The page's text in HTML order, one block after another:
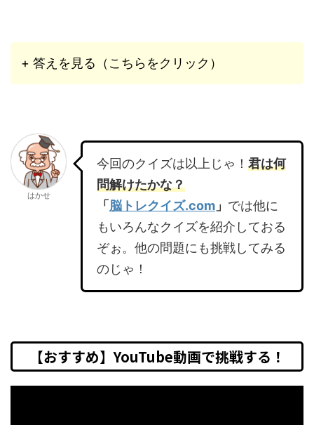
+ 答えを見る（こちらをクリック）
はかせ
今回のクイズは以上じゃ！ 君は何
問解けたかな？
「 脳トレクイズ.com 」 では他に
もいろんなクイズを紹介しておる
ぞぉ。他の問題にも挑戦してみる
のじゃ！
【おすすめ】YouTube動画で挑戦する！